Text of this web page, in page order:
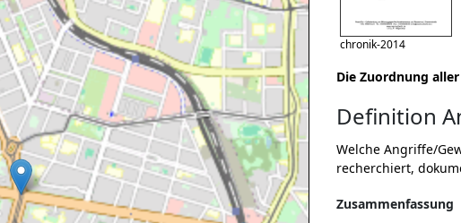
chronik-2014
Die Zuordnung
Definition
Welche Angriffe/
recherchiert,
Zusammenfassung